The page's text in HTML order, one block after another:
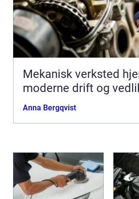
Mekanisk verksted hjertet i
moderne drift og
Anna Bergqvist